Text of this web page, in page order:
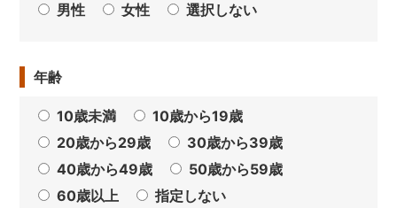
男性 女性 選択しない
年齢
10歳未満
10歳から19歳
20歳から29歳
30歳から39歳
40歳から49歳
50歳から59歳
60歳以上
指定しない